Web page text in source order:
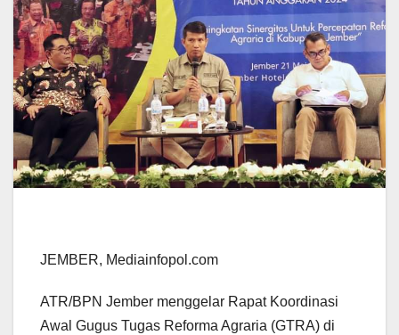
JEMBER, Mediainfopol.com
ATR/BPN Jember menggelar Rapat Koordinasi
Awal Gugus Tugas Reforma Agraria (GTRA) di